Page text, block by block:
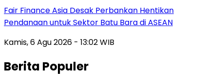
Fair Finance Asia Desak Perbankan Hentikan
Pendanaan untuk Sektor Batu Bara di ASEAN
Kamis, 6 Agu 2026 - 13:02 WIB
Berita Populer